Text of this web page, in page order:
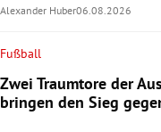
Alexander Huber06.08.2026
Fußball
Zwei Traumtore der
bringen den Sieg